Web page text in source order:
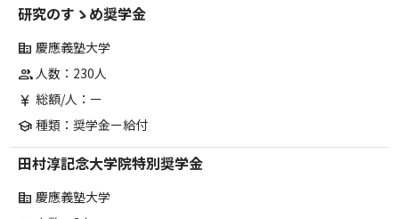
研究のすゝめ奨学金
corporate_fare 慶應義塾大学
group 人数：230人
currency_yen 総額/人：ー
school 種類：奨学金ー給付
田村淳記念大学院特別奨学金
corporate_fare 慶應義塾大学